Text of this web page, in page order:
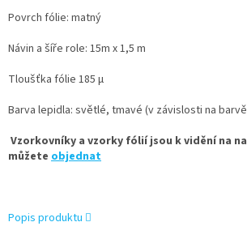
Povrch fólie: matný
Návin a šíře role: 15m x 1,5 m
Tloušťka fólie 185 µ
Barva lepidla: světlé, tmavé (v závislosti na
Vzorkovníky a vzorky fólií jsou k vidění na
můžete objednat
Popis produktu